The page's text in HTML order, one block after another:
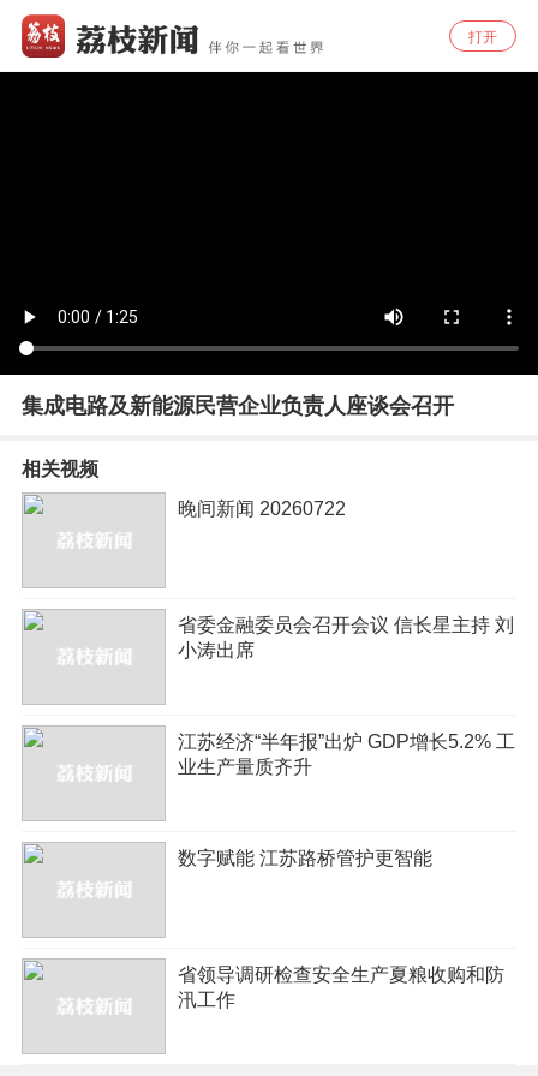
打开
集成电路及新能源民营企业负责人座谈会召开
相关视频
晚间新闻 20260722
省委金融委员会召开会议 信长星主持 刘
小涛出席
江苏经济“半年报”出炉 GDP增长5.2% 工
业生产量质齐升
数字赋能 江苏路桥管护更智能
省领导调研检查安全生产夏粮收购和防
汛工作